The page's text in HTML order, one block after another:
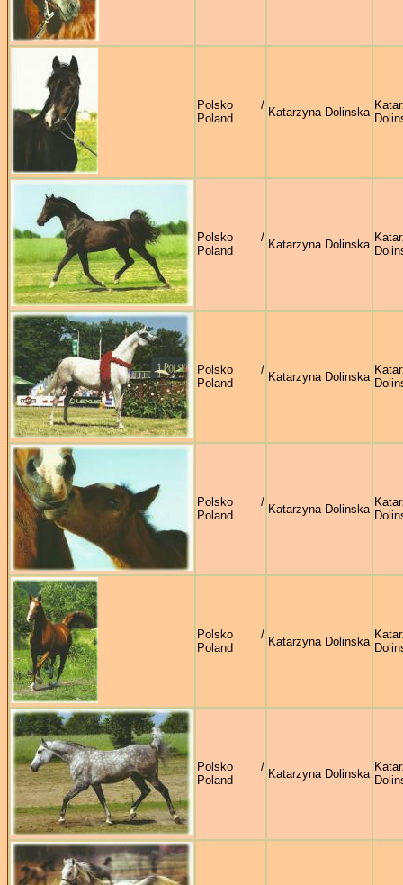
Polsko /
Poland
Katarzyna Dolinska
Polsko /
Poland
Katarzyna Dolinska
Polsko /
Poland
Katarzyna Dolinska
Polsko /
Poland
Katarzyna Dolinska
Polsko /
Poland
Katarzyna Dolinska
Polsko /
Poland
Katarzyna Dolinska